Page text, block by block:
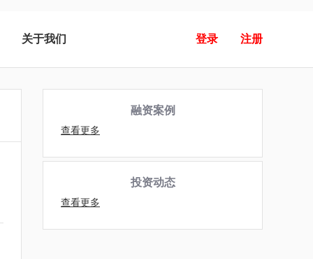
关于我们 登录 注册
融资案例
查看更多
投资动态
查看更多